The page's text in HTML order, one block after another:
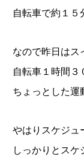
自転車で約１５
なので昨日はス
自転車１時間３
ちょっとした
やはりスケジュ
しっかりとスケ